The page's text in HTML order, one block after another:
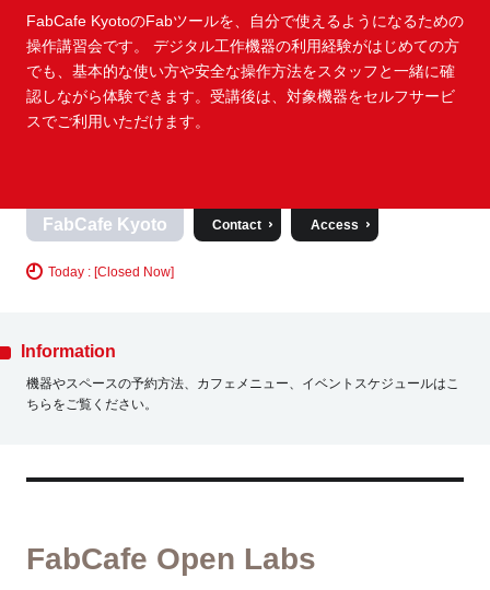
法人向けサービス・視察プラン
回のレクチャー＆共同リサーチプログラム。生態学・行政・造
園・アート・デザインなど多様な視点を交差させ、排除のコス
トを共生のデザインへと転換する可能性を探ります。
FabCafe KyotoのFabツールを、自分で使えるようになるための
操作講習会です。 デジタル工作機器の利用経験がはじめての方
でも、基本的な使い方や安全な操作方法をスタッフと一緒に確
認しながら体験できます。受講後は、対象機器をセルフサービ
スでご利用いただけます。
ロジェクト『こんばんは寄席』が、毎月第2水曜に開催中。落語
が初めての方もお好きな方も、ぜひお気軽に足をお運びくださ
い。 ◎ 本イベントはFabCafe Kyotoのレジデンス企画
「COUNTER POINT」から生まれた実験的な取り組みのひとつ
です。（共催：桂枝之進、FabCafe Kyoto） [Key visual : Taihei
FabCafe Kyoto Contact Access
Today : [Closed Now]
Information
機器やスペースの予約方法、カフェメニュー、イベントスケジュールはこ
ちらをご覧ください。
FabCafe Open Labs